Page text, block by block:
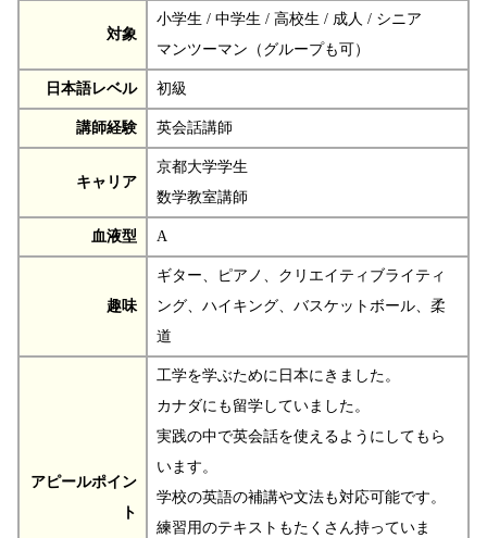
対象
小学生 / 中学生 / 高校生 / 成人 / シニア
マンツーマン（グループも可）
日本語レベル 初級
講師経験 英会話講師
キャリア
京都大学学生
数学教室講師
血液型 A
趣味
ギター、ピアノ、クリエイティブライティ
ング、ハイキング、バスケットボール、柔
道
アピールポイン
ト
工学を学ぶために日本にきました。
カナダにも留学していました。
実践の中で英会話を使えるようにしてもら
います。
学校の英語の補講や文法も対応可能です。
練習用のテキストもたくさん持っていま